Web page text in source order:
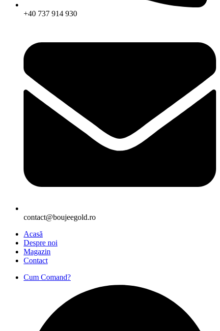
+40 737 914 930
contact@boujeegold.ro
Acasă
Despre noi
Magazin
Contact
Cum Comand?